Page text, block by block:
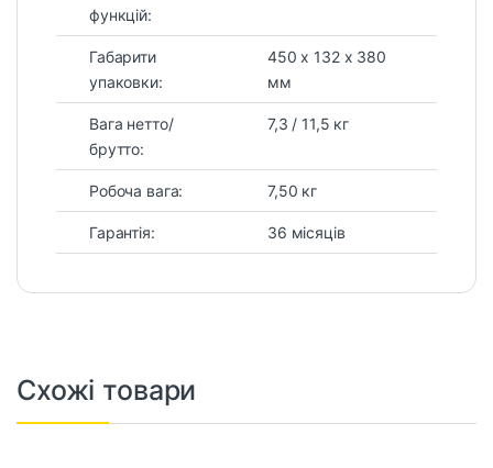
функцій:
Габарити
упаковки:
450 х 132 х 380
мм
Вага нетто/
брутто:
7,3 / 11,5 кг
Робоча вага: 7,50 кг
Гарантія: 36 місяців
Схожі товари